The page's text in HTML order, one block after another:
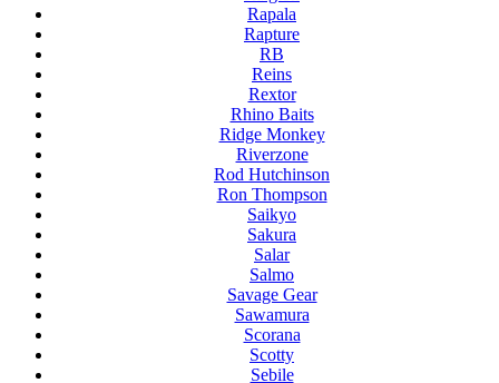
Rapala
Rapture
RB
Reins
Rextor
Rhino Baits
Ridge Monkey
Riverzone
Rod Hutchinson
Ron Thompson
Saikyo
Sakura
Salar
Salmo
Savage Gear
Sawamura
Scorana
Scotty
Sebile